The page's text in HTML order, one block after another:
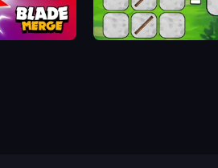
MineTap Merge Clicker